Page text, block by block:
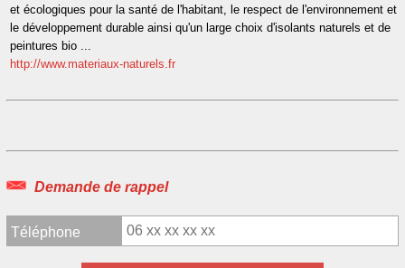
et écologiques pour la santé de l'habitant, le respect de l'environnement et
le développement durable ainsi qu'un large choix d'isolants naturels et de
peintures bio ...
http://www.materiaux-naturels.fr
Demande de rappel
Téléphone